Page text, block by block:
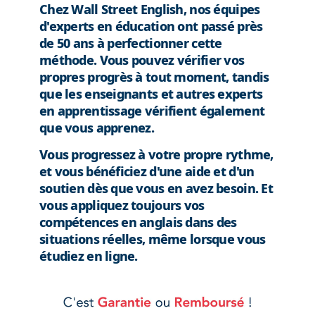
Chez Wall Street English, nos équipes
d'experts en éducation ont passé près
de 50 ans à perfectionner cette
méthode. Vous pouvez vérifier vos
propres progrès à tout moment, tandis
que les enseignants et autres experts
en apprentissage vérifient également
que vous apprenez.
Vous progressez à votre propre rythme,
et vous bénéficiez d'une aide et d'un
soutien dès que vous en avez besoin. Et
vous appliquez toujours vos
compétences en anglais dans des
situations réelles, même lorsque vous
étudiez en ligne.